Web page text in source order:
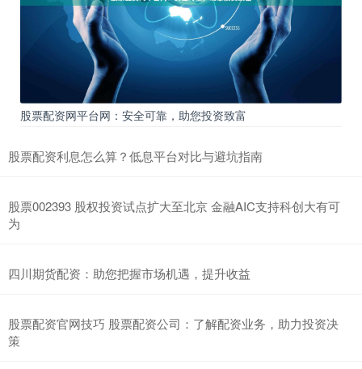
股票配资网平台网：安全可靠，助您投资致富
股票配资利息怎么算？低息平台对比与避坑指南
股票002393 股权投资试点扩大至北京 金融AIC支持科创大有可
为
四川期货配资：助您把握市场机遇，提升收益
股票配资官网技巧 股票配资公司：了解配资业务，助力投资决
策